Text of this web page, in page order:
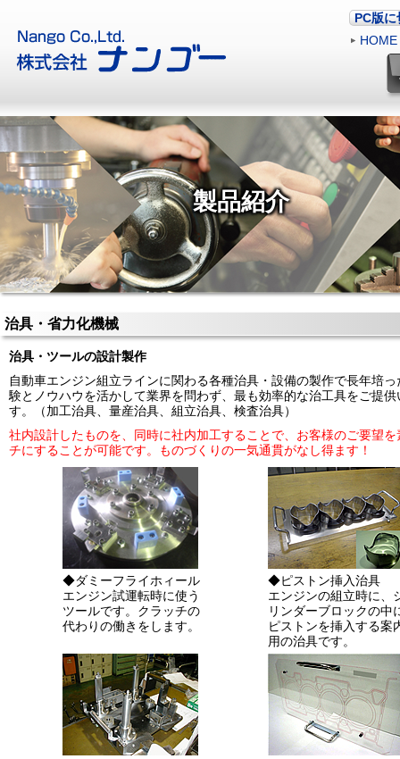
PC版に
HOME
製品紹介
治具・省力化機械
治具・ツールの設計製作
自動車エンジン組立ラインに関わる各種治具・設備の製作で長年培
験とノウハウを活かして業界を問わず、最も効率的な治工具をご提供
す。（加工治具、量産治具、組立治具、検査治具）
社内設計したものを、同時に社内加工することで、お客様のご要望を
チにすることが可能です。ものづくりの一気通貫がなし得ます！
◆ダミーフライホィール
エンジン試運転時に使う
ツールです。クラッチの
代わりの働きをします。
◆ピストン挿入治具
エンジンの組立時に、
リンダーブロックの中
ピストンを挿入する案
用の治具です。